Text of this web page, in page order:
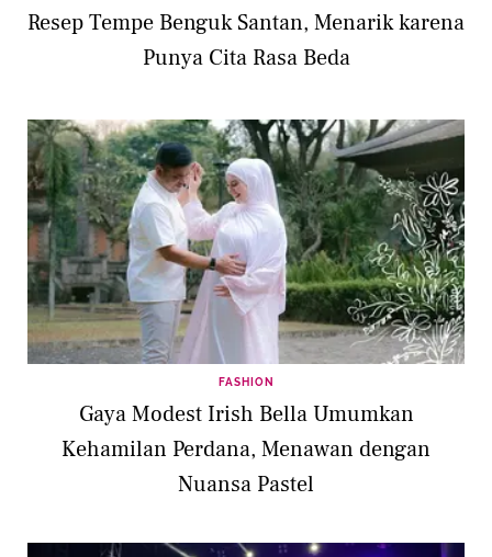
Resep Tempe Benguk Santan, Menarik karena
Punya Cita Rasa Beda
FASHION
Gaya Modest Irish Bella Umumkan
Kehamilan Perdana, Menawan dengan
Nuansa Pastel